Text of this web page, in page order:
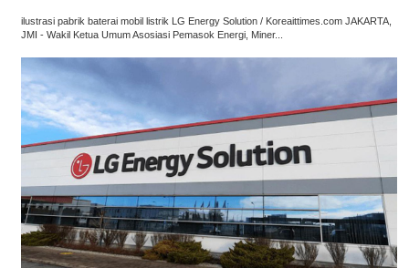
ilustrasi pabrik baterai mobil listrik LG Energy Solution / Koreaittimes.com JAKARTA,
JMI - Wakil Ketua Umum Asosiasi Pemasok Energi, Miner...